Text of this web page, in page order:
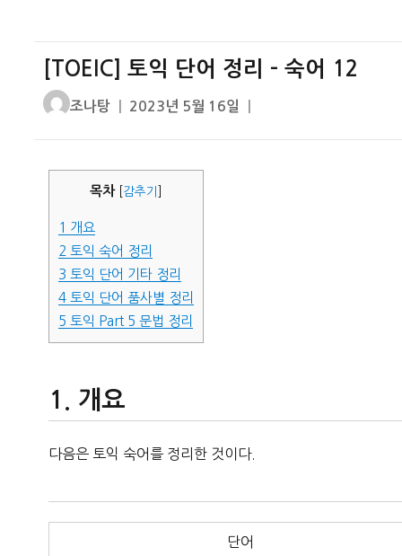
[TOEIC] 토익 단어 정리 – 숙어 12
글
조나탕
작
자
2023년 5월 16일
목차 감추기
1 개요
2 토익 숙어 정리
3 토익 단어 기타 정리
4 토익 단어 품사별 정리
5 토익 Part 5 문법 정리
개요
다음은 토익 숙어를 정리한 것이다.
단어